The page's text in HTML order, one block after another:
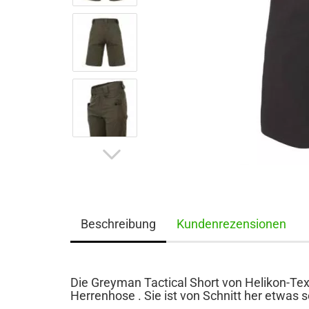
Beschreibung Kundenrezensionen
Die Greyman Tactical Short von Helikon-
Herrenhose . Sie ist von Schnitt her etwas